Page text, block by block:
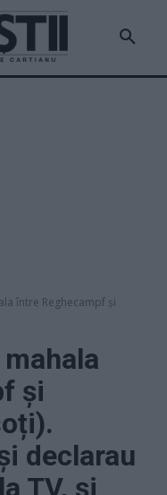
între Reghecampf și
mahala
și
declarau
TV, și